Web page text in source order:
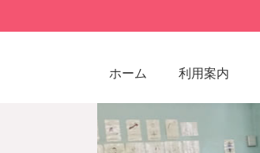
利用案内
ホーム